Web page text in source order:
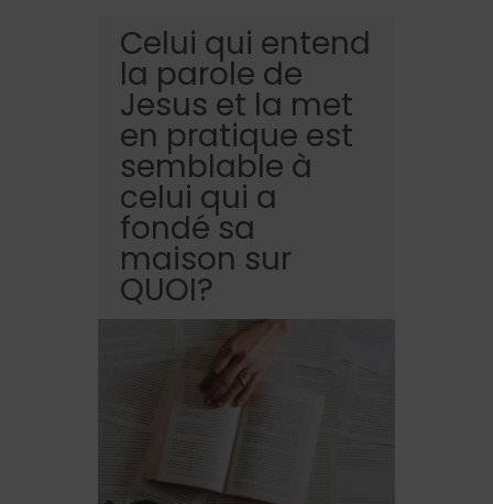
Celui qui entend
la parole de
Jesus et la met
en pratique est
semblable à
celui qui a
fondé sa
maison sur
QUOI?